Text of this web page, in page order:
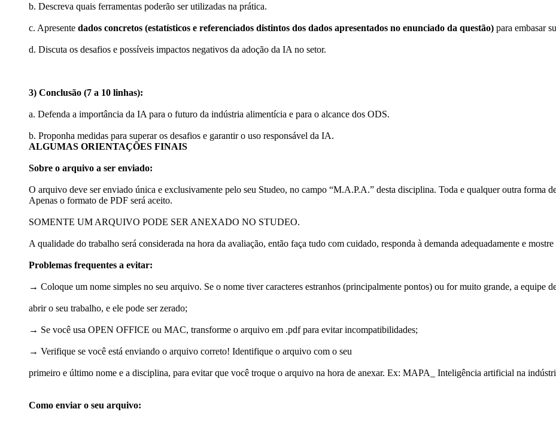
b. Descreva quais ferramentas poderão ser utilizadas na prática.
c. Apresente dados concretos (estatísticos e referenciados distintos dos dados apresentados no enunciado da questão) para embasar
d. Discuta os desafios e possíveis impactos negativos da adoção da IA no setor.
3) Conclusão (7 a 10 linhas):
a. Defenda a importância da IA para o futuro da indústria alimentícia e para o alcance dos ODS.
b. Proponha medidas para superar os desafios e garantir o uso responsável da IA.
ALGUMAS ORIENTAÇÕES FINAIS
Sobre o arquivo a ser enviado:
O arquivo deve ser enviado única e exclusivamente pelo seu Studeo, no campo “M.A.P.A.” desta disciplina. Toda e qualquer outra forma
Apenas o formato de PDF será aceito.
SOMENTE UM ARQUIVO PODE SER ANEXADO NO STUDEO.
A qualidade do trabalho será considerada na hora da avaliação, então faça tudo com cuidado, responda à demanda adequadamente e
Problemas frequentes a evitar:
→ Coloque um nome simples no seu arquivo. Se o nome tiver caracteres estranhos (principalmente pontos) ou for muito grande, a equipe
abrir o seu trabalho, e ele pode ser zerado;
→ Se você usa OPEN OFFICE ou MAC, transforme o arquivo em .pdf para evitar incompatibilidades;
→ Verifique se você está enviando o arquivo correto! Identifique o arquivo com o seu
primeiro e último nome e a disciplina, para evitar que você troque o arquivo na hora de anexar. Ex: MAPA_ Inteligência artificial na
Como enviar o seu arquivo: